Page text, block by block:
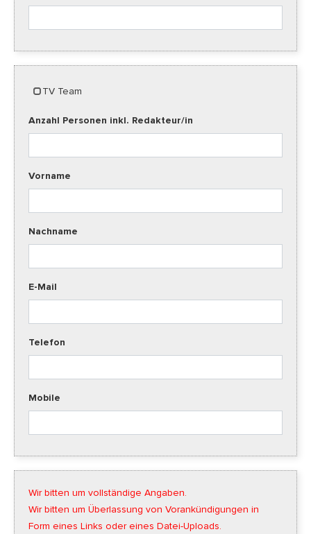
TV Team
Anzahl Personen inkl. Redakteur/in
Vorname
Nachname
E-Mail
Telefon
Mobile
Wir bitten um vollständige Angaben.
Wir bitten um Überlassung von Vorankündigungen in
Form eines Links oder eines Datei-Uploads.